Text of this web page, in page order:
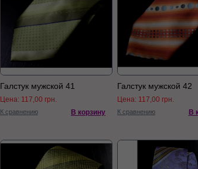
Галстук мужской 41
Цена: 117,00 грн.
К сравнению В корзину
Галстук мужской 42
Цена: 117,00 грн.
К сравнению В